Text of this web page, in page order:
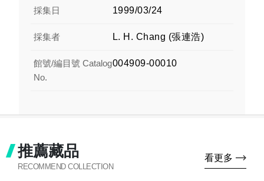
採集日 1999/03/24
採集者 L. H. Chang (張連浩)
館號/編目號 Catalog
No.
004909-00010
推薦藏品
RECOMMEND COLLECTION
看更多